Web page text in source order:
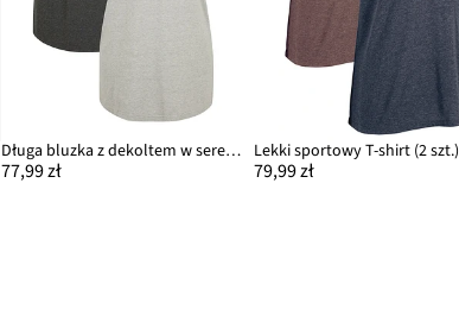
Długa bluzka z dekoltem w serek (2 szt.)
77,99 zł
Lekki sportowy T-shirt (2 szt.)
79,99 zł